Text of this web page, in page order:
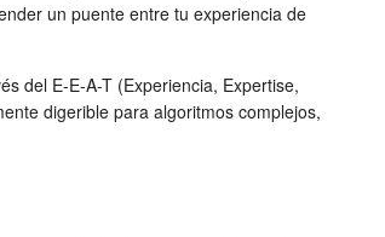
un puente entre tu experiencia de
del E-E-A-T (Experiencia, Expertise,
digerible para algoritmos complejos,